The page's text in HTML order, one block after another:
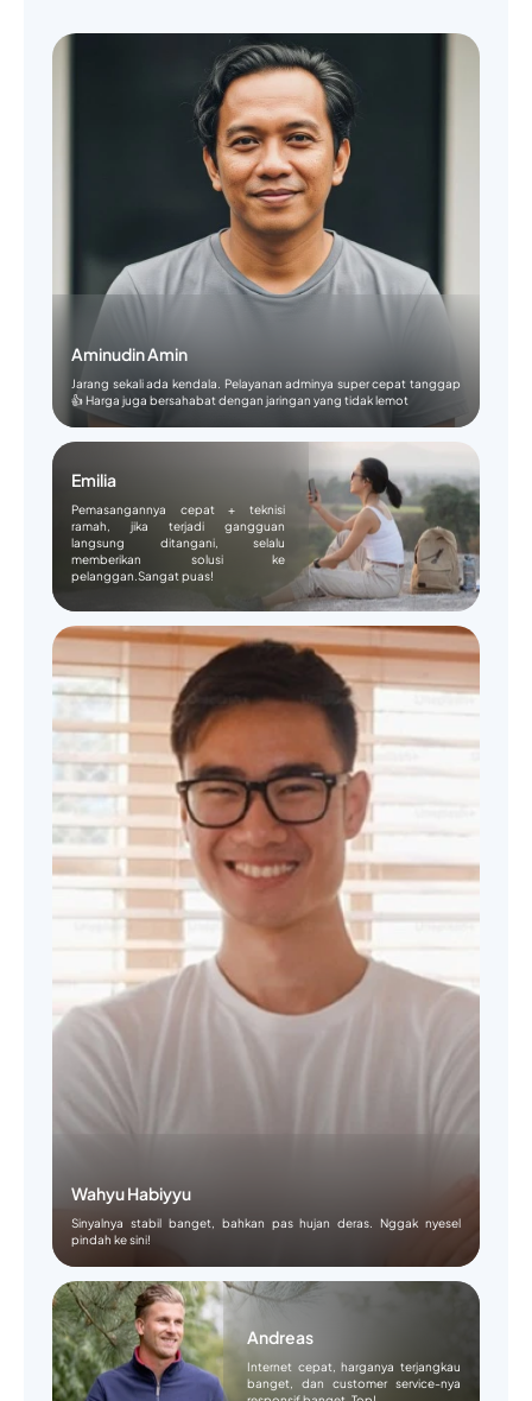
Aminudin Amin
Jarang sekali ada kendala. Pelayanan adminya super cepat tanggap
👍 Harga juga bersahabat dengan jaringan yang tidak lemot
Emilia
Pemasangannya cepat + teknisi
ramah, jika terjadi gangguan
langsung ditangani, selalu
memberikan solusi ke
pelanggan.Sangat puas!
Wahyu Habiyyu
Sinyalnya stabil banget, bahkan pas hujan deras. Nggak nyesel
pindah ke sini!
Andreas
Internet cepat, harganya terjangkau
banget, dan customer service-nya